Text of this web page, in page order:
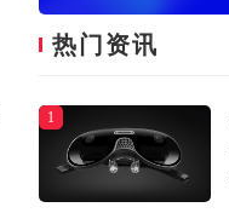
热门资讯
1